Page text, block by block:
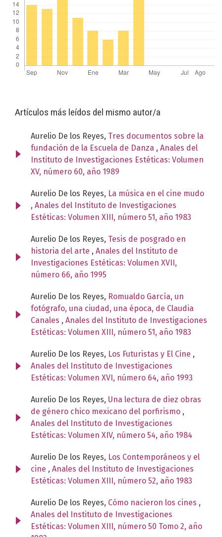
Artículos más leídos del mismo autor/a
Aurelio De los Reyes, Tres documentos sobre la
fundación de la Escuela de Danza , Anales del
Instituto de Investigaciones Estéticas: Volumen
XV, número 60, año 1989
Aurelio De los Reyes, La música en el cine mudo
, Anales del Instituto de Investigaciones
Estéticas: Volumen XIII, número 51, año 1983
Aurelio De los Reyes, Tesis de posgrado en
historia del arte , Anales del Instituto de
Investigaciones Estéticas: Volumen XVII,
número 66, año 1995
Aurelio De los Reyes, Romualdo García, un
fotógrafo, una ciudad, una época, de Claudia
Canales , Anales del Instituto de Investigaciones
Estéticas: Volumen XIII, número 51, año 1983
Aurelio De los Reyes, Los Futuristas y El Cine ,
Anales del Instituto de Investigaciones
Estéticas: Volumen XVI, número 64, año 1993
Aurelio De los Reyes, Una lectura de diez obras
de género chico mexicano del porfirismo ,
Anales del Instituto de Investigaciones
Estéticas: Volumen XIV, número 54, año 1984
Aurelio De los Reyes, Los Contemporáneos y el
cine , Anales del Instituto de Investigaciones
Estéticas: Volumen XIII, número 52, año 1983
Aurelio De los Reyes, Cómo nacieron los cines ,
Anales del Instituto de Investigaciones
Estéticas: Volumen XIII, número 50 Tomo 2, año